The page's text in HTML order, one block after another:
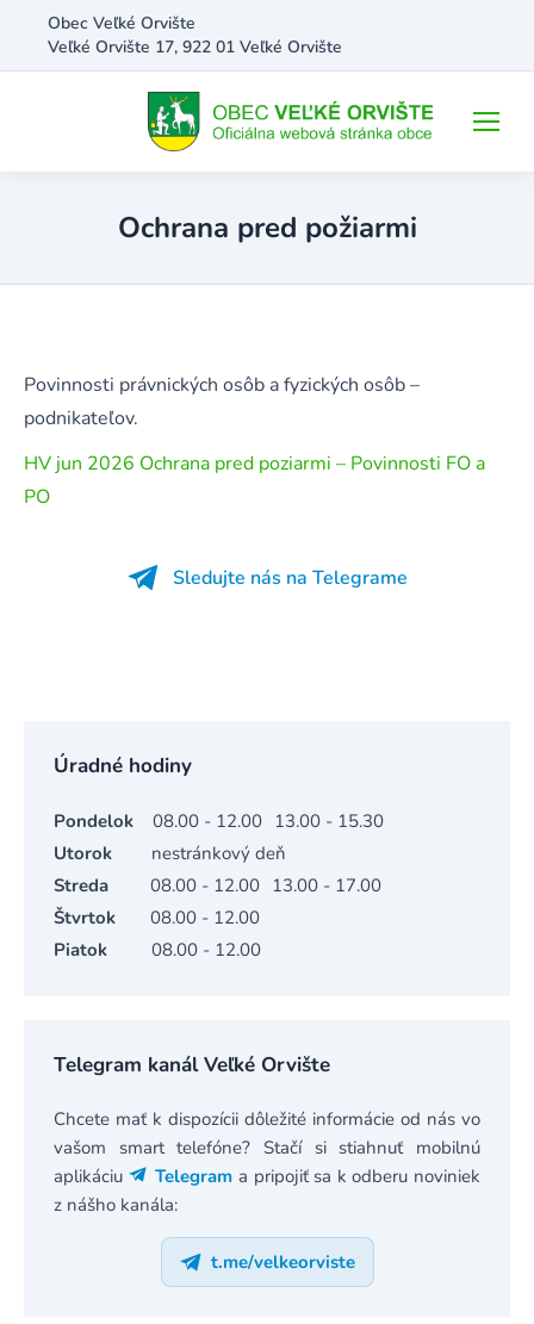
Obec Veľké Orvište
Veľké Orvište 17, 922 01 Veľké Orvište
Ochrana pred požiarmi
Povinnosti právnických osôb a fyzických osôb –
podnikateľov.
HV jun 2026 Ochrana pred poziarmi – Povinnosti FO a
PO
Sledujte nás na Telegrame
Úradné hodiny
Pondelok 08.00 - 12.00 13.00 - 15.30
Utorok
nestránkový deň
Streda
08.00 - 12.00 13.00 - 17.00
Štvrtok
08.00 - 12.00
Piatok
08.00 - 12.00
Telegram kanál Veľké Orvište
Chcete mať k dispozícii dôležité informácie od nás vo
vašom smart telefóne? Stačí si stiahnuť mobilnú
aplikáciu
Telegram a pripojiť sa k odberu noviniek
z nášho kanála:
t.me/velkeorviste